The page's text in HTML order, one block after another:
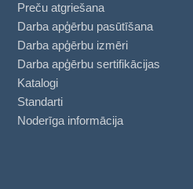
Preču atgriešana
Darba apģērbu pasūtīšana
Darba apģērbu izmēri
Darba apģērbu sertifikācijas
Katalogi
Standarti
Noderīga informācija